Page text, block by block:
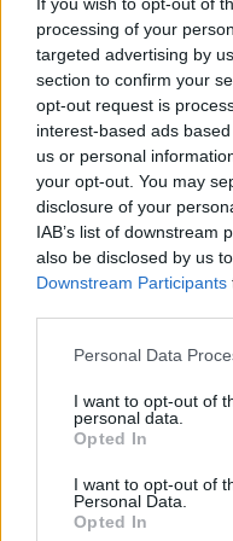
processing of your
targeted advertising by
section to confirm your
opt-out request is
interest-based ads
us or personal
your opt-out. You may
disclosure of your
IAB’s list of downstream
also be disclosed by us
Downstream Participants
Please note that this
not limited to your visit
grant or deny consent to
use your data for below
consent section.
Personal Data
I want to opt-out of
personal data.
Opted In
I want to opt-out of
Personal Data.
Opted In
kolbenheyer•2022. február 19.
Amikor nemrég
régész, blogszerző
tanulmánykötetét
olvasó a sokszínűség
mindenből csak
ív híján nehéz